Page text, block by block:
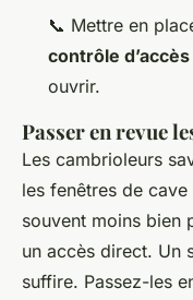
📞 Mettre en
contrôle d’accès
ouvrir.
Passer en revue
Les cambrioleurs
les fenêtres de
souvent moins bien
un accès direct. Un
suffire. Passez-les